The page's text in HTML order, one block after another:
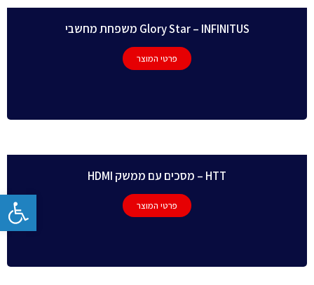
Glory Star – INFINITUS משפחת מחשבי
פרטי המוצר
HTT – מסכים עם ממשק HDMI
פרטי המוצר